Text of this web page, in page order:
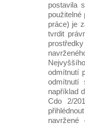
postavila
práce) je
tvrdit
odmítnutí
odmítnutí
například
Cdo 2/